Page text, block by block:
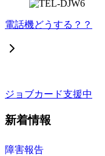
電話機どうする？？
ジョブカード支援中
新着情報
障害報告